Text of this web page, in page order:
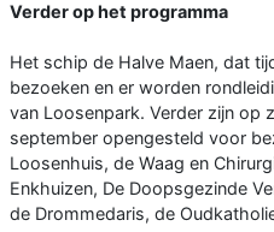
Verder op het programma
Het schip de Halve Maen, dat
bezoeken en er worden
van Loosenpark. Verder zijn op
september opengesteld voor
Loosenhuis, de Waag en
Enkhuizen, De Doopsgezinde
de Drommedaris, de